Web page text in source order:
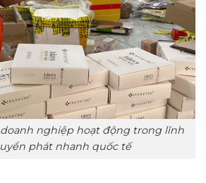
doanh nghiệp hoạt động trong lĩnh
phát nhanh quốc tế